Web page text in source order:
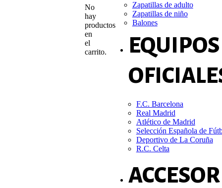
No
hay
productos
en
el
carrito.
Zapatillas de adulto
Zapatillas de niño
Balones
EQUIPOS
F.C. Barcelona
Real Madrid
Atlético de Madrid
Selección Española de
Deportivo de La Coruña
R.C. Celta